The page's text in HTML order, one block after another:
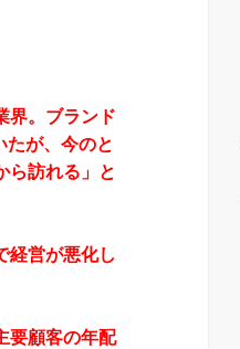
界。ブランド
たが、今のと
ら訪れる」と
経営が悪化し
要顧客の年配